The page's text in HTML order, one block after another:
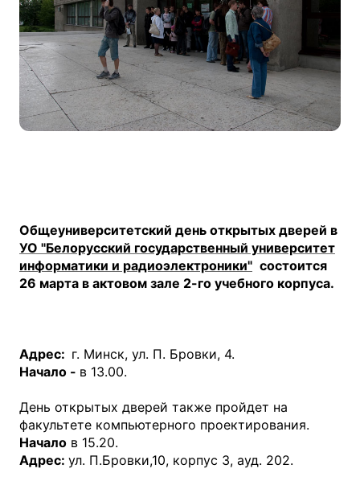
Общеуниверситетский день открытых дверей в
УО "Белорусский государственный университет
информатики и радиоэлектроники" состоится
26 марта в актовом зале 2-го учебного корпуса.
Адрес: г. Минск, ул. П. Бровки, 4.
Начало - в 13.00.
День открытых дверей также пройдет на
факультете компьютерного проектирования.
Начало в 15.20.
Адрес: ул. П.Бровки,10, корпус 3, ауд. 202.